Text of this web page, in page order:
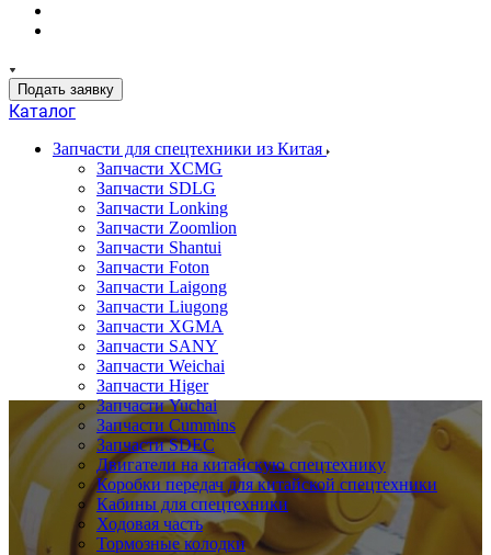
Подать заявку
Каталог
Запчасти для спецтехники из Китая
Запчасти XCMG
Запчасти SDLG
Запчасти Lonking
Запчасти Zoomlion
Запчасти Shantui
Запчасти Foton
Запчасти Laigong
Запчасти Liugong
Запчасти XGMA
Запчасти SANY
Запчасти Weichai
Запчасти Higer
Запчасти Yuchai
Запчасти Cummins
Запчасти SDEC
Двигатели на китайскую спецтехнику
Коробки передач для китайской спецтехники
Кабины для спецтехники
Ходовая часть
Тормозные колодки